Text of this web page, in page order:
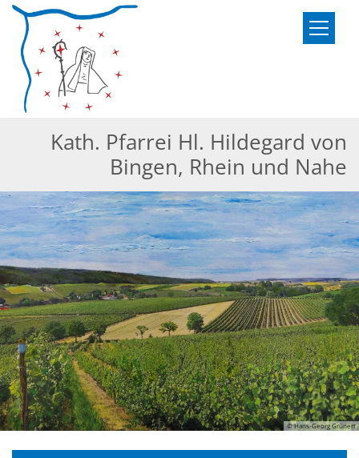
Zum Inhalt springen
Kath. Pfarrei Hl. Hildegard von
Bingen, Rhein und Nahe
© Hans-Georg Grünert